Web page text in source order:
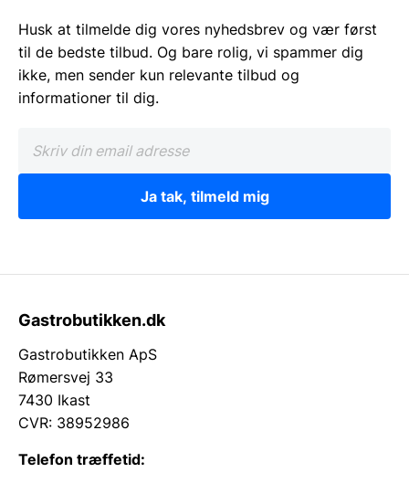
Husk at tilmelde dig vores nyhedsbrev og vær først
til de bedste tilbud. Og bare rolig, vi spammer dig
ikke, men sender kun relevante tilbud og
informationer til dig.
Ja tak, tilmeld mig
Gastrobutikken.dk
Gastrobutikken ApS
Rømersvej 33
7430 Ikast
CVR: 38952986
Telefon træffetid: